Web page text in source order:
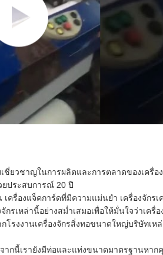
ยวชาญในการผลิตและการตลาดของเครื่อง
ยประสบการณ์ 20 ปี
องแจ็คการ์ดที่มีความแม่นยำ เครื่องจักรเ
กรเหล่านี้อย่างสม่ำเสมอเพื่อให้มั่นใจว่าเครื่
โรงงานเครื่องจักรสิ่งทอขนาดใหญ่บริษัทเ
ากนี้เรายังมีท่อและแท่งขนาดมาตรฐานหาก